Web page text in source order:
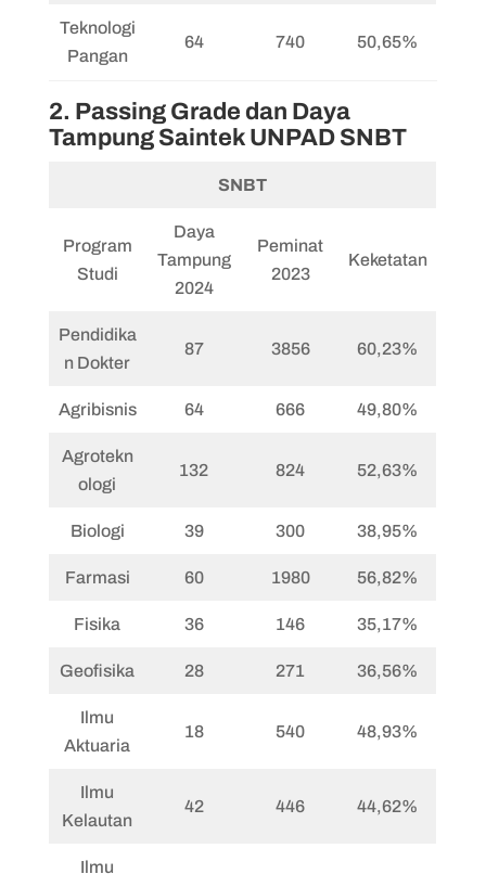
Teknologi
Pangan
64 740 50,65%
2. Passing Grade dan Daya
Tampung Saintek UNPAD SNBT
SNBT
Program
Studi
Daya
Tampung
2024
Peminat
2023
Keketatan
Pendidika
n Dokter
87 3856 60,23%
Agribisnis 64 666 49,80%
Agrotekn
ologi
132 824 52,63%
Biologi 39 300 38,95%
Farmasi 60 1980 56,82%
Fisika 36 146 35,17%
Geofisika 28 271 36,56%
Ilmu
Aktuaria
18 540 48,93%
Ilmu
Kelautan
42 446 44,62%
Ilmu